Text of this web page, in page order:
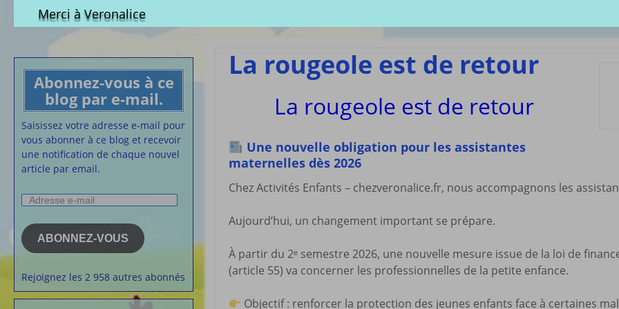
Qui est-elle ?
Adhésion demandes
S.M.I.C et Cotisations
Convention
Lettres Types
Projet d’accueil
calendrier des
Vaccination
Cartes de visites
nounou
la semaine
Articles chez
veronalice
Comptines à gestes
ou pas
Tablatures Musiques
adultes
La
La
Les
Merci à Veronalice
Abonnez-vous à ce
blog par e-mail.
Saisissez votre adresse e-mail pour
vous abonner à ce blog et recevoir
une notification de chaque nouvel
article par email.
Adresse
mail
ABONNEZ-VOUS
Rejoignez les 2 958 autres abonnés
La rougeole est de retour
La rougeole est de retour
Une nouvelle obligation pour les assistantes
maternelles dès 2026
Chez Activités Enfants – chezveronalice.fr, nous accompagnons les
Aujourd’hui, un changement important se prépare.
À partir du 2ᵉ semestre 2026, une nouvelle mesure issue de la loi de
(article 55) va concerner les professionnelles de la petite enfance.
Objectif : renforcer la protection des jeunes enfants face à certaines